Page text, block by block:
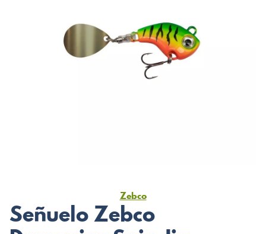
Zebco
Señuelo Zebco